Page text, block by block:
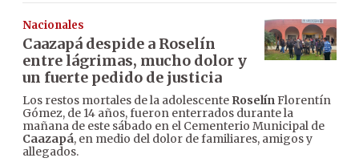
Nacionales
Caazapá despide a Roselín
entre lágrimas, mucho dolor y
un fuerte pedido de justicia
Los restos mortales de la adolescente RoselínFlorentín
Gómez, de 14 años, fueron enterrados durante la
mañana de este sábado en el Cementerio Municipal de
Caazapá, en medio del dolor de familiares, amigos y
allegados.